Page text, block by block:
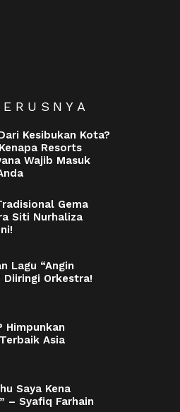
Kesibukan Kota?
Resorts
Wajib Masuk
Gema
Siti Nurhaliza
Lagu “Angin
Diiringi Orkestra!
Himpunkan
Asia
Saya Kena
– Syafiq Farhain